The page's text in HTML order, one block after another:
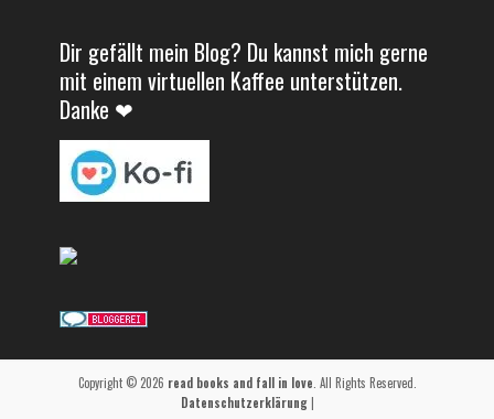
Dir gefällt mein Blog? Du kannst mich gerne
mit einem virtuellen Kaffee unterstützen.
Danke ❤
Copyright © 2026 read books and fall in love . All Rights Reserved.
Datenschutzerklärung|